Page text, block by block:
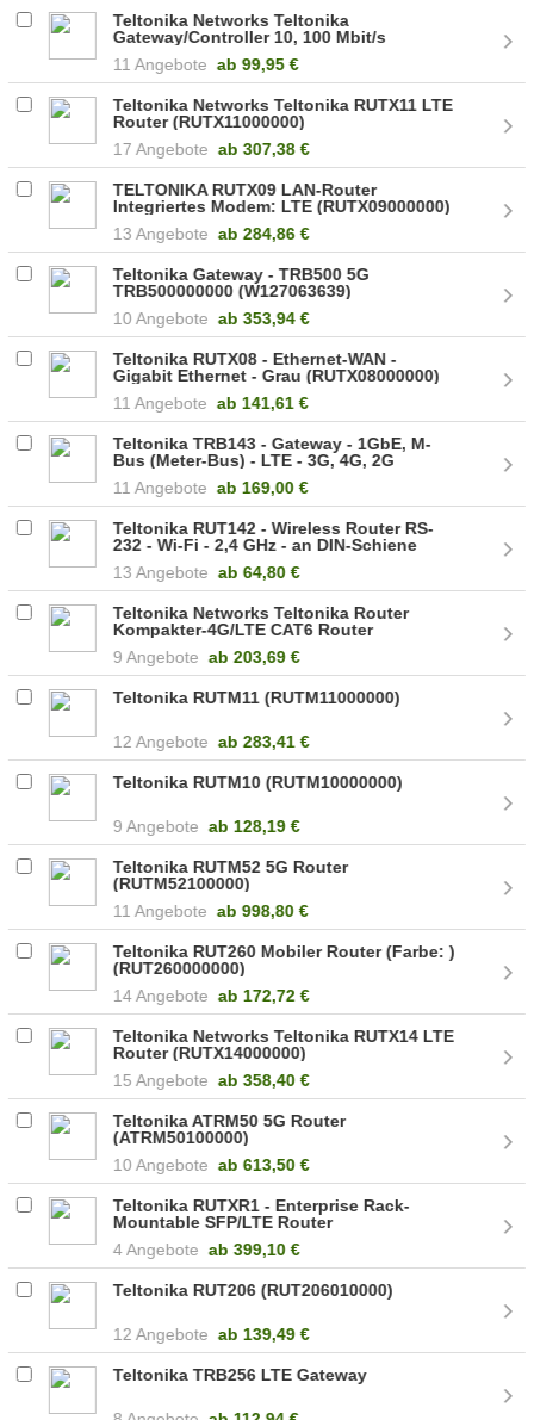
Teltonika Networks Teltonika
Gateway/Controller 10, 100 Mbit/s
11 Angebote ab 99,95 €
Teltonika Networks Teltonika RUTX11 LTE
Router (RUTX11000000)
17 Angebote ab 307,38 €
TELTONIKA RUTX09 LAN-Router
Integriertes Modem: LTE (RUTX09000000)
13 Angebote ab 284,86 €
Teltonika Gateway - TRB500 5G
TRB500000000 (W127063639)
10 Angebote ab 353,94 €
Teltonika RUTX08 - Ethernet-WAN -
Gigabit Ethernet - Grau (RUTX08000000)
11 Angebote ab 141,61 €
Teltonika TRB143 - Gateway - 1GbE, M-
Bus (Meter-Bus) - LTE - 3G, 4G, 2G
11 Angebote ab 169,00 €
Teltonika RUT142 - Wireless Router RS-
232 - Wi-Fi - 2,4 GHz - an DIN-Schiene
13 Angebote ab 64,80 €
Teltonika Networks Teltonika Router
Kompakter-4G/LTE CAT6 Router
9 Angebote ab 203,69 €
Teltonika RUTM11 (RUTM11000000)
12 Angebote ab 283,41 €
Teltonika RUTM10 (RUTM10000000)
9 Angebote ab 128,19 €
Teltonika RUTM52 5G Router
(RUTM52100000)
11 Angebote ab 998,80 €
Teltonika RUT260 Mobiler Router (Farbe: )
(RUT260000000)
14 Angebote ab 172,72 €
Teltonika Networks Teltonika RUTX14 LTE
Router (RUTX14000000)
15 Angebote ab 358,40 €
Teltonika ATRM50 5G Router
(ATRM50100000)
10 Angebote ab 613,50 €
Teltonika RUTXR1 - Enterprise Rack-
Mountable SFP/LTE Router
4 Angebote ab 399,10 €
Teltonika RUT206 (RUT206010000)
12 Angebote ab 139,49 €
Teltonika TRB256 LTE Gateway